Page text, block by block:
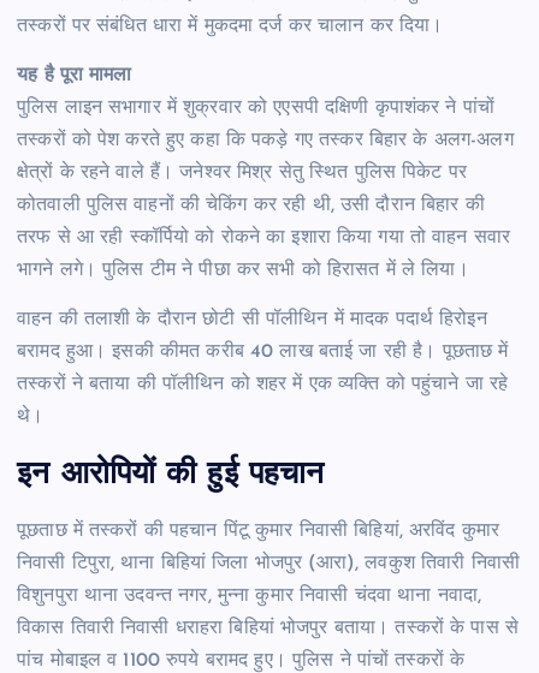
तस्करों पर संबंधित धारा में मुकदमा दर्ज कर चालान कर दिया।
यह है पूरा मामला
पुलिस लाइन सभागार में शुक्रवार को एएसपी दक्षिणी कृपाशंकर ने पांचों
तस्करों को पेश करते हुए कहा कि पकड़े गए तस्कर बिहार के अलग-अलग
क्षेत्रों के रहने वाले हैं। जनेश्वर मिश्र सेतु स्थित पुलिस पिकेट पर
कोतवाली पुलिस वाहनों की चेकिंग कर रही थी, उसी दौरान बिहार की
तरफ से आ रही स्कॉर्पियो को रोकने का इशारा किया गया तो वाहन सवार
भागने लगे। पुलिस टीम ने पीछा कर सभी को हिरासत में ले लिया।
वाहन की तलाशी के दौरान छोटी सी पॉलीथिन में मादक पदार्थ हिरोइन
बरामद हुआ। इसकी कीमत करीब 40 लाख बताई जा रही है। पूछताछ में
तस्करों ने बताया की पॉलीथिन को शहर में एक व्यक्ति को पहुंचाने जा रहे
थे।
इन आरोपियों की हुई पहचान
पूछताछ में तस्करों की पहचान पिंटू कुमार निवासी बिहियां, अरविंद कुमार
निवासी टिपुरा, थाना बिहियां जिला भोजपुर (आरा), लवकुश तिवारी निवासी
विशुनपुरा थाना उदवन्त नगर, मुन्ना कुमार निवासी चंदवा थाना नवादा,
विकास तिवारी निवासी धराहरा बिहियां भोजपुर बताया। तस्करों के पास से
पांच मोबाइल व 1100 रुपये बरामद हुए। पुलिस ने पांचों तस्करों के